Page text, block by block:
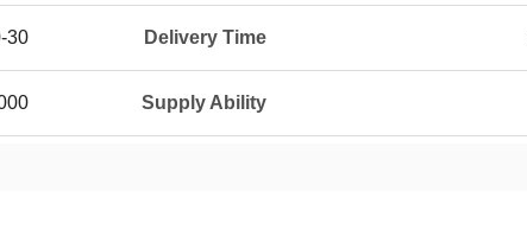
Delivery Time
days
Supply Ability
month